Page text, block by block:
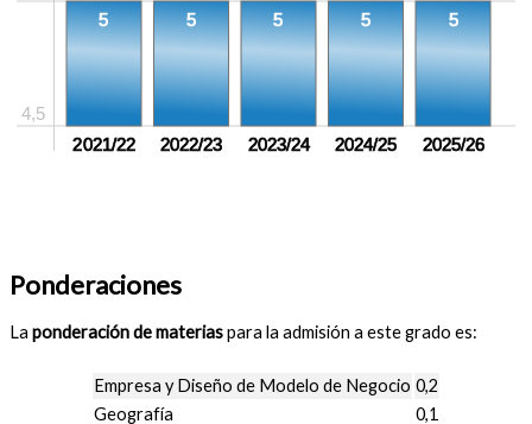
4,5
5
5 5 5 5
2021/22 2022/23 2023/24 2024/25 2025/26
Ponderaciones
La ponderación de materiaspara la admisión a este grado es:
Empresa y Diseño de Modelo de Negocio 0,2
Geografía
0,1